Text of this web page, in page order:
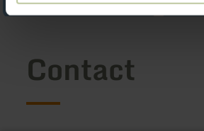
Contact